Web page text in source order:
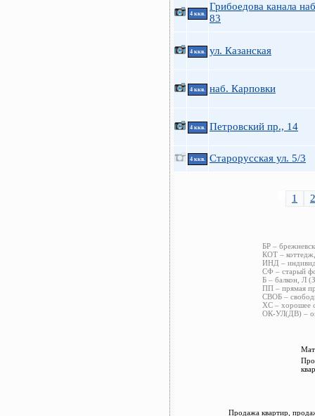
4 ккв.
Грибоедова канала
83
4 ккв. ул. Казанская
4 ккв. наб. Карповки
4 ккв. Петровский пр., 14
4 ккв. Старорусская ул. 5/3
1 2
БР –
КОТ –
ИНД –
СФ – старый
Б – балкон, Л
ПП – прямая
СВОБ –
ХС – хорошее
ОК-УЛ(ДВ) –
Продажа квартир,